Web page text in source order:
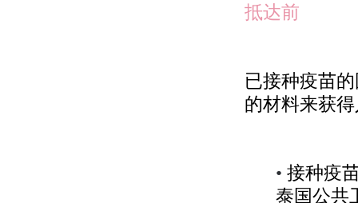
抵达前
已接种疫苗
的材料来获
• 接种疫
泰国公共